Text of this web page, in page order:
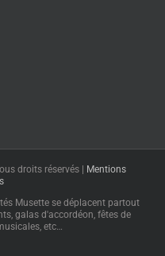
droits réservés |
Mentions
Musette se déplacent partout
galas d'accordéon, fêtes de
etc…